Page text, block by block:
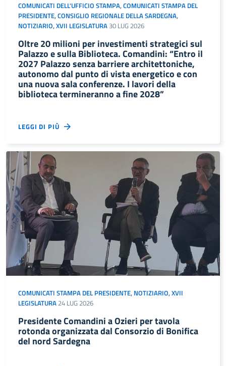
COMUNICATI DELL'UFFICIO STAMPA,COMUNICATI STAMPA DEL
PRESIDENTE,CONSIGLIO REGIONALE DELLA SARDEGNA,
NOTIZIARIO,XVII LEGISLATURA 30 LUG 2026
Oltre 20 milioni per investimenti strategici sul
Palazzo e sulla Biblioteca. Comandini: “Entro il
2027 Palazzo senza barriere architettoniche,
autonomo dal punto di vista energetico e con
una nuova sala conferenze. I lavori della
biblioteca termineranno a fine 2028”
LEGGI DI PIÙ
COMUNICATI STAMPA DEL PRESIDENTE, NOTIZIARIO,XVII
LEGISLATURA 24 LUG 2026
Presidente Comandini a Ozieri per tavola
rotonda organizzata dal Consorzio di Bonifica
del nord Sardegna